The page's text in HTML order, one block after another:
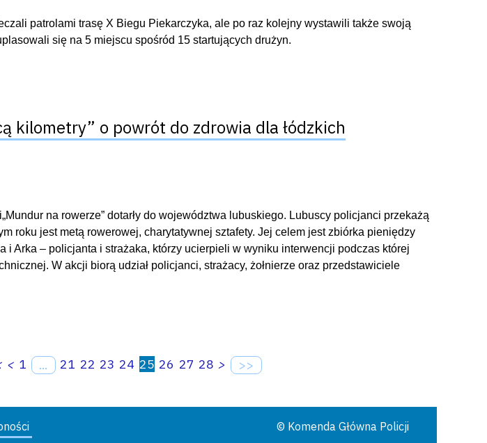
patrolami trasę X Biegu Piekarczyka, ale po raz kolejny wystawili także swoją
się na 5 miejscu spośród 15 startujących drużyn.
kilometry” o powrót do zdrowia dla łódzkich
na rowerze” dotarły do województwa lubuskiego. Lubuscy policjanci przekażą
roku jest metą rowerowej, charytatywnej sztafety. Jej celem jest zbiórka pieniędzy
i Arka – policjanta i strażaka, którzy ucierpieli w wyniku interwencji podczas której
W akcji biorą udział policjanci, strażacy, żołnierze oraz przedstawiciele
< 1 ... 21 22 23 24 25 26 27 28 > >>
© Komenda Główna Policji